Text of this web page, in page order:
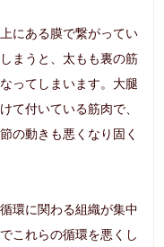
にある膜で繋がってい
まうと、太もも裏の筋
ってしまいます。大腿
て付いている筋肉で、
の動きも悪くなり固く
環に関わる組織が集中
これらの循環を悪くし